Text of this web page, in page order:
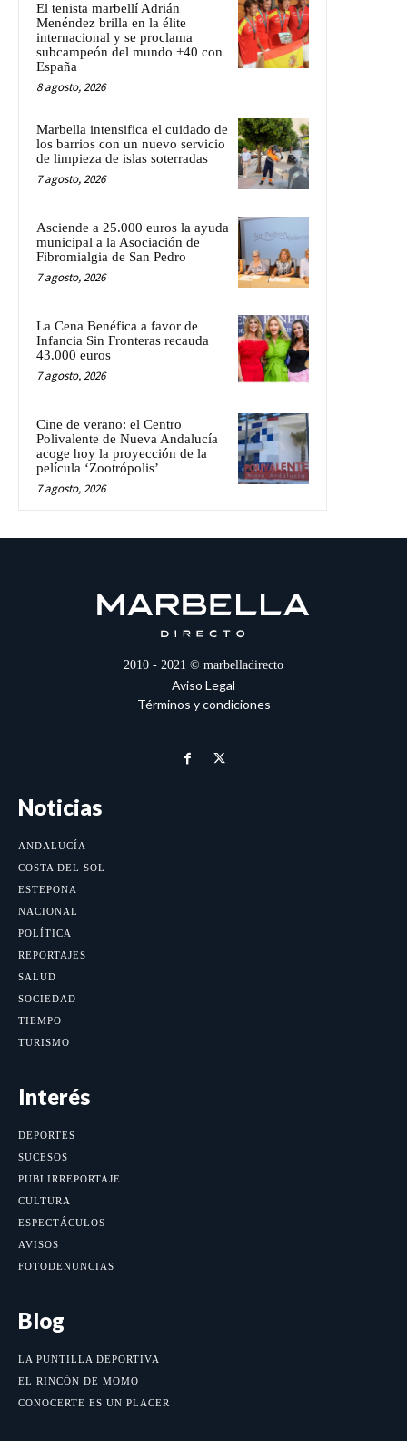
El tenista marbellí Adrián
Menéndez brilla en la élite
internacional y se proclama
subcampeón del mundo +40 con
España
8 agosto, 2026
Marbella intensifica el cuidado de
los barrios con un nuevo servicio
de limpieza de islas soterradas
7 agosto, 2026
Asciende a 25.000 euros la ayuda
municipal a la Asociación de
Fibromialgia de San Pedro
7 agosto, 2026
La Cena Benéfica a favor de
Infancia Sin Fronteras recauda
43.000 euros
7 agosto, 2026
Cine de verano: el Centro
Polivalente de Nueva Andalucía
acoge hoy la proyección de la
película ‘Zootrópolis’
7 agosto, 2026
2010 - 2021 © marbelladirecto
Aviso Legal
Términos y condiciones
Noticias
ANDALUCÍA
COSTA DEL SOL
ESTEPONA
NACIONAL
POLÍTICA
REPORTAJES
SALUD
SOCIEDAD
TIEMPO
TURISMO
Interés
DEPORTES
SUCESOS
PUBLIRREPORTAJE
CULTURA
ESPECTÁCULOS
AVISOS
FOTODENUNCIAS
Blog
LA PUNTILLA DEPORTIVA
EL RINCÓN DE MOMO
CONOCERTE ES UN PLACER